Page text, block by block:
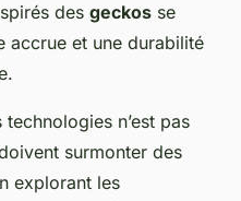
des geckos se
accrue et une durabilité
n’est pas
surmonter des
explorant les